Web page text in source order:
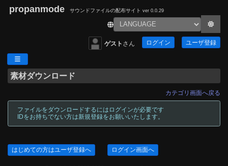
propanmode サウンドファイルの配布サイト ver 0.0.29
ゲスト さん ログイン ユーザ登録
素材ダウンロード
カテゴリ画面へ戻る
ファイルをダウンロードするにはログインが必要です
IDをお持ちでない方は新規登録をお願いいたします。
はじめての方はユーザ登録へ ログイン画面へ